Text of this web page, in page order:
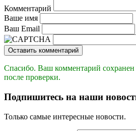
Комментарий
Ваше имя
Ваш Email
Оставить комментарий
Спасибо. Ваш комментарий сохранен
после проверки.
Подпишитесь на наши
Только самые интересные новости.